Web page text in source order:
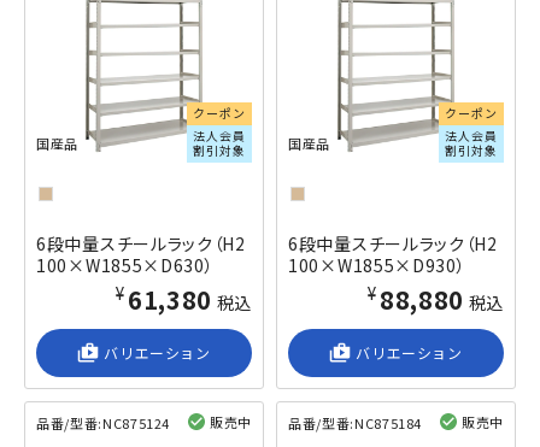
クーポン
法人会員
割引対象
国産品
6段中量スチールラック（H2
100×W1855×D630）
¥61,380 税込
shop_2 バリエーション
クーポン
法人会員
割引対象
国産品
6段中量スチールラック（H2
100×W1855×D930）
¥88,880 税込
shop_2 バリエーション
品番/型番:NC875124 販売中 品番/型番:NC875184 販売中